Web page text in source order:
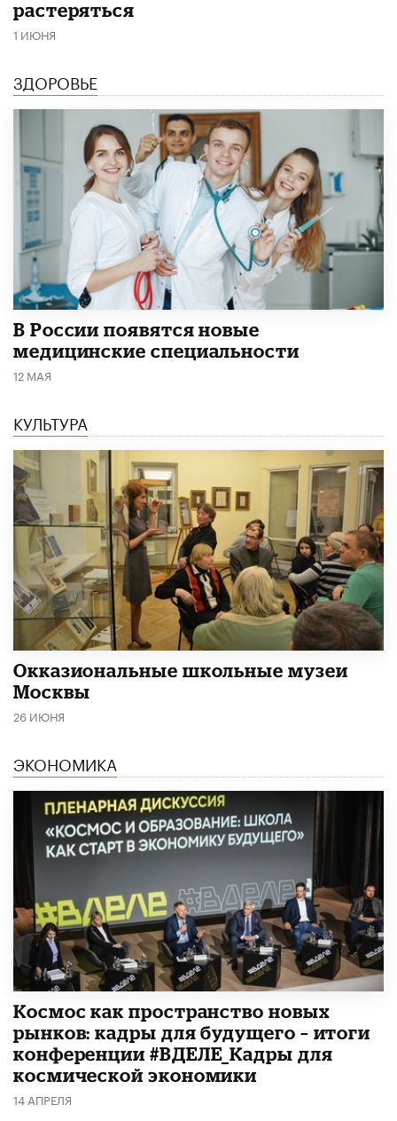
растеряться
1 ИЮНЯ
ЗДОРОВЬЕ
В России появятся новые
медицинские специальности
12 МАЯ
КУЛЬТУРА
​Окказиональные школьные музеи
Москвы
26 ИЮНЯ
ЭКОНОМИКА
Космос как пространство новых
рынков: кадры для будущего – итоги
конференции #ВДЕЛЕ_Кадры для
космической экономики
14 АПРЕЛЯ